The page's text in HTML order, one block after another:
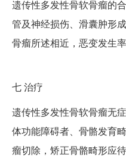
遗传性多发性骨软骨瘤的
管及神经损伤、滑囊肿形
骨瘤所述相近，恶变发生率
七治疗
遗传性多发性骨软骨瘤无
体功能障碍者、骨骼发育
瘤切除，矫正骨骼畸形应